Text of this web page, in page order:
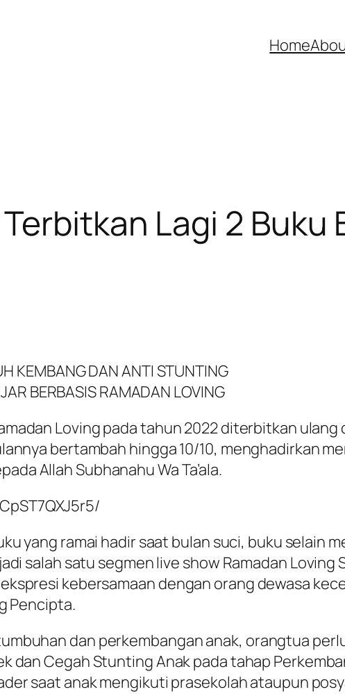
Home
Lagi 2 Buku
KEMBANG DAN ANTI STUNTING
BERBASIS RAMADAN LOVING
Loving pada tahun 2022 diterbitkan
bertambah hingga 10/10, menghadirkan
Allah Subhanahu Wa Ta’ala.
yang ramai hadir saat bulan suci, buku selain
salah satu segmen live show Ramadan Loving
kebersamaan dengan orang dewasa
Pencipta.
dan perkembangan anak, orangtua
dan Cegah Stunting Anak pada tahap
saat anak mengikuti prasekolah ataupun